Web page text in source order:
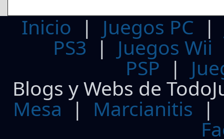
Inicio | Juegos PC
PS3| Juegos Wii
PSP |
Blogs y Webs de
Mesa | Marcianitis |